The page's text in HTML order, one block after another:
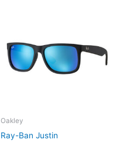
Oakley
Ray-Ban Justin